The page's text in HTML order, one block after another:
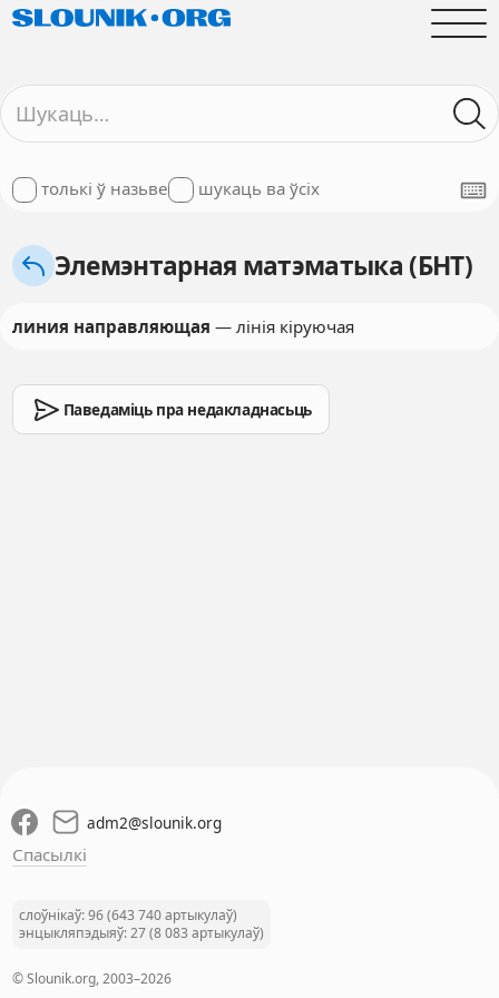
толькі ў назьве шукаць ва ўсіх
Элемэнтарная матэматыка (БНТ)
линия направляющая — лінія кіруючая
Паведаміць пра недакладнасьць
adm2@slounik.org
Спасылкі
слоўнікаў: 96 (643 740 артыкулаў)
энцыкляпэдыяў: 27 (8 083 артыкулаў)
© Slounik.org, 2003–2026